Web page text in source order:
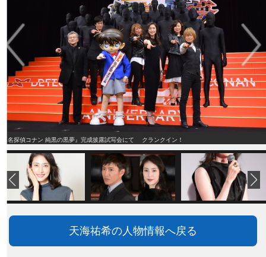
『名探偵コナン 純黒の黒夢』完成披露試写会にて クランクイン！
天海祐希の人物情報へ戻る